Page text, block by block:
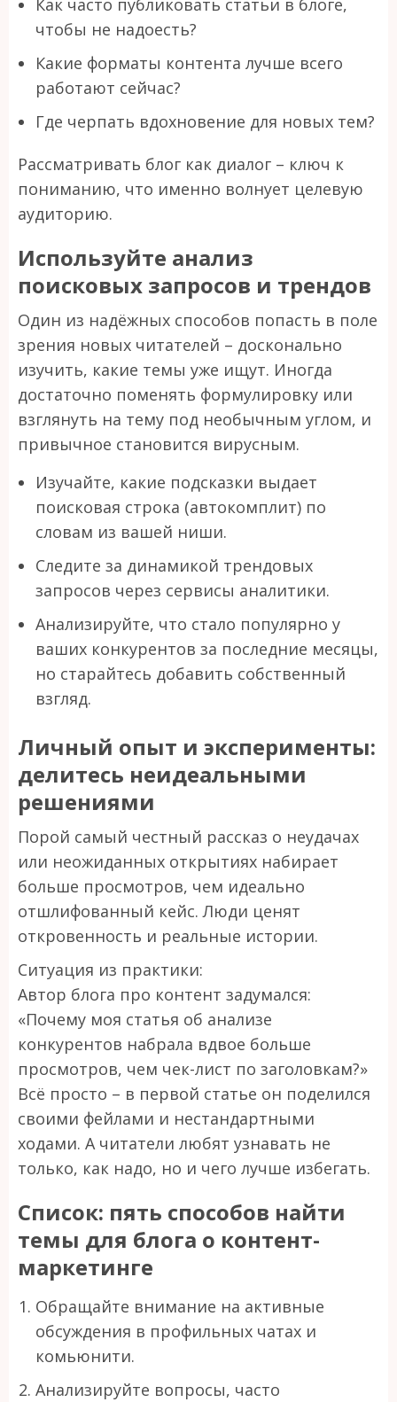
чтобы не надоесть?
Какие форматы контента лучше всего
работают сейчас?
Где черпать вдохновение для новых тем?
Рассматривать блог как диалог – ключ к
пониманию, что именно волнует целевую
аудиторию.
Используйте анализ
поисковых запросов и трендов
Один из надёжных способов попасть в поле
зрения новых читателей – досконально
изучить, какие темы уже ищут. Иногда
достаточно поменять формулировку или
взглянуть на тему под необычным углом, и
привычное становится вирусным.
Изучайте, какие подсказки выдает
поисковая строка (автокомплит) по
словам из вашей ниши.
Следите за динамикой трендовых
запросов через сервисы аналитики.
Анализируйте, что стало популярно у
ваших конкурентов за последние месяцы,
но старайтесь добавить собственный
взгляд.
Личный опыт и эксперименты:
делитесь неидеальными
решениями
Порой самый честный рассказ о неудачах
или неожиданных открытиях набирает
больше просмотров, чем идеально
отшлифованный кейс. Люди ценят
откровенность и реальные истории.
Ситуация из практики:
Автор блога про контент задумался:
«Почему моя статья об анализе
конкурентов набрала вдвое больше
просмотров, чем чек-лист по заголовкам?»
Всё просто – в первой статье он поделился
своими фейлами и нестандартными
ходами. А читатели любят узнавать не
только, как надо, но и чего лучше избегать.
Список: пять способов найти
темы для блога о контент-
маркетинге
Обращайте внимание на активные
обсуждения в профильных чатах и
комьюнити.
Анализируйте вопросы, часто